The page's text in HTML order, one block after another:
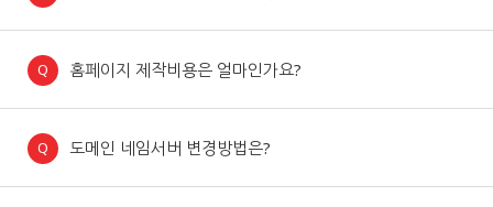
홈페이지 제작비용은 얼마인가요?
도메인 네임서버 변경방법은?